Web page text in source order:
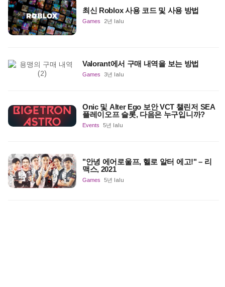
최신 Roblox 사용 코드 및 사용 방법
Games 2년 lalu
Valorant에서 구매 내역을 보는 방법
Games 3년 lalu
Onic 및 Alter Ego 보안 VCT 챌린저 SEA
플레이오프 슬롯, 다음은 누구입니까?
Events 5년 lalu
"안녕 에어로울프, 헬로 알터 에고!" – 리
맥스, 2021
Games 5년 lalu